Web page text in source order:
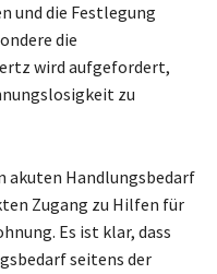
und die Festlegung
die
wird aufgefordert,
zu
akuten Handlungsbedarf
Zugang zu Hilfen für
Es ist klar, dass
seitens der